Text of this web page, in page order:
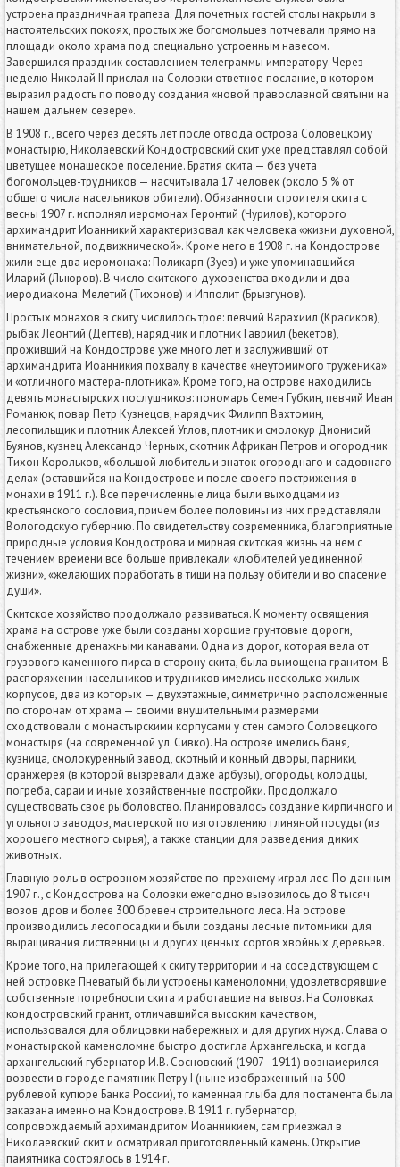
устроена праздничная трапеза. Для почетных гостей столы накрыли в
настоятельских покоях, простых же богомольцев потчевали прямо на
площади около храма под специально устроенным навесом.
Завершился праздник составлением телеграммы императору. Через
неделю Николай II прислал на Соловки ответное послание, в котором
выразил радость по поводу создания «новой православной святыни на
нашем дальнем севере».
В 1908 г., всего через десять лет после отвода острова Соловецкому
монастырю, Николаевский Кондостровский скит уже представлял собой
цветущее монашеское поселение. Братия скита — без учета
богомольцев-трудников — насчитывала 17 человек (около 5 % от
общего числа насельников обители). Обязанности строителя скита с
весны 1907 г. исполнял иеромонах Геронтий (Чурилов), которого
архимандрит Иоанникий характеризовал как человека «жизни духовной,
внимательной, подвижнической». Кроме него в 1908 г. на Кондострове
жили еще два иеромонаха: Поликарп (Зуев) и уже упоминавшийся
Иларий (Лыюров). В число скитского духовенства входили и два
иеродиакона: Мелетий (Тихонов) и Ипполит (Брызгунов).
Простых монахов в скиту числилось трое: певчий Варахиил (Красиков),
рыбак Леонтий (Дегтев), нарядчик и плотник Гавриил (Бекетов),
проживший на Кондострове уже много лет и заслуживший от
архимандрита Иоанникия похвалу в качестве «неутомимого труженика»
и «отличного мастера-плотника». Кроме того, на острове находились
девять монастырских послушников: пономарь Семен Губкин, певчий Иван
Романюк, повар Петр Кузнецов, нарядчик Филипп Вахтомин,
лесопильщик и плотник Алексей Углов, плотник и смолокур Дионисий
Буянов, кузнец Александр Черных, скотник Африкан Петров и огородник
Тихон Корольков, «большой любитель и знаток огороднаго и садовнаго
дела» (оставшийся на Кондострове и после своего пострижения в
монахи в 1911 г.). Все перечисленные лица были выходцами из
крестьянского сословия, причем более половины из них представляли
Вологодскую губернию. По свидетельству современника, благоприятные
природные условия Кондострова и мирная скитская жизнь на нем с
течением времени все больше привлекали «любителей уединенной
жизни», «желающих поработать в тиши на пользу обители и во спасение
души».
Скитское хозяйство продолжало развиваться. К моменту освящения
храма на острове уже были созданы хорошие грунтовые дороги,
снабженные дренажными канавами. Одна из дорог, которая вела от
грузового каменного пирса в сторону скита, была вымощена гранитом. В
распоряжении насельников и трудников имелись несколько жилых
корпусов, два из которых — двухэтажные, симметрично расположенные
по сторонам от храма — своими внушительными размерами
сходствовали с монастырскими корпусами у стен самого Соловецкого
монастыря (на современной ул. Сивко). На острове имелись баня,
кузница, смолокуренный завод, скотный и конный дворы, парники,
оранжерея (в которой вызревали даже арбузы), огороды, колодцы,
погреба, сараи и иные хозяйственные постройки. Продолжало
существовать свое рыболовство. Планировалось создание кирпичного и
угольного заводов, мастерской по изготовлению глиняной посуды (из
хорошего местного сырья), а также станции для разведения диких
животных.
Главную роль в островном хозяйстве по-прежнему играл лес. По данным
1907 г., с Кондострова на Соловки ежегодно вывозилось до 8 тысяч
возов дров и более 300 бревен строительного леса. На острове
производились лесопосадки и были созданы лесные питомники для
выращивания лиственницы и других ценных сортов хвойных деревьев.
Кроме того, на прилегающей к скиту территории и на соседствующем с
ней островке Пневатый были устроены каменоломни, удовлетворявшие
собственные потребности скита и работавшие на вывоз. На Соловках
кондостровский гранит, отличавшийся высоким качеством,
использовался для облицовки набережных и для других нужд. Слава о
монастырской каменоломне быстро достигла Архангельска, и когда
архангельский губернатор И.В. Сосновский (1907–1911) вознамерился
возвести в городе памятник Петру I (ныне изображенный на 500-
рублевой купюре Банка России), то каменная глыба для постамента была
заказана именно на Кондострове. В 1911 г. губернатор,
сопровождаемый архимандритом Иоанникием, сам приезжал в
Николаевский скит и осматривал приготовленный камень. Открытие
памятника состоялось в 1914 г.